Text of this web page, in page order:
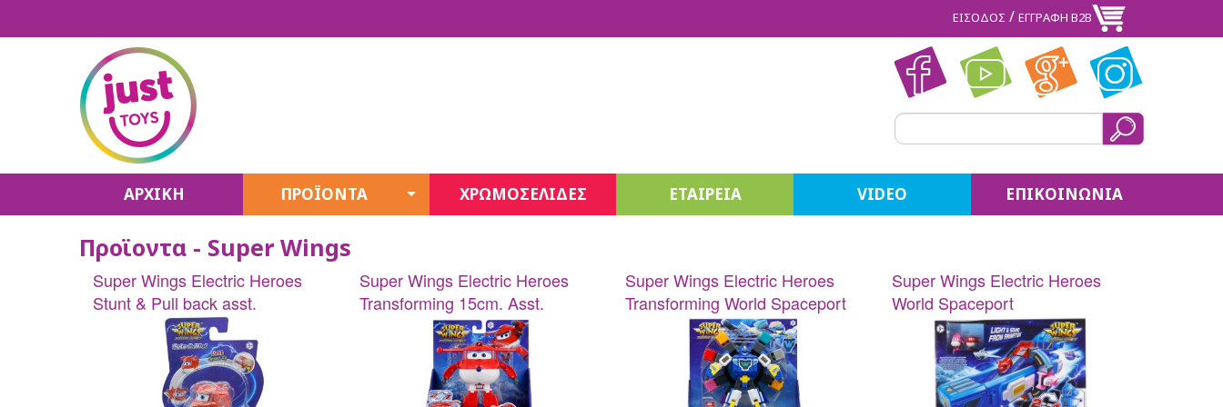
ΕΙΣΟΔΟΣ / ΕΓΓΡΑΦΗ Β2Β
ΑΡΧΙΚΗ
ΠΡΟΪΟΝΤΑ
Stationery
Decor
Beauty
Juicy Couture
Juicy Couture Beauty
3C4G Beauty – Cosmetics
K-Pop Stars
Unicones
Unicones Σειρά 3
House Pets
QT Kitties
Puffy Mallows
Hello Kitty
Unidorables
ΧΡΩΜΟΣΕΛΙΔΕΣ ΕΤΑΙΡΕΙΑ VIDEO ΕΠΙΚΟΙΝΩΝΙΑ
Προϊοντα - Super Wings
Super Wings Electric Heroes
Stunt & Pull back asst.
Super Wings Electric Heroes
Transforming 15cm. Asst.
Super Wings Electric Heroes
Transforming World Spaceport
Super Wings Electric Heroes
World Spaceport